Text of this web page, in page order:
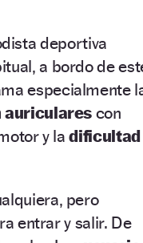
deportiva
a bordo de
especialmente
auriculares con
y ladificultad
pero
entrar y salir. De